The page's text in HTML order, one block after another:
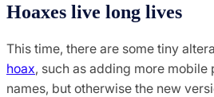
Hoaxes live long lives
This time, there are some tiny
hoax, such as adding more mobile
names, but otherwise the new